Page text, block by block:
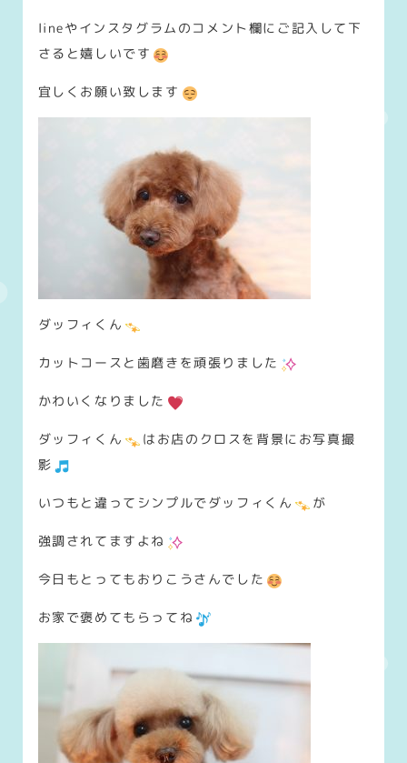
lineやインスタグラムのコメント欄にご記入して下
さると嬉しいです
宜しくお願い致します
ダッフィくん
カットコースと歯磨きを頑張りました
かわいくなりました
ダッフィくん
はお店のクロスを背景にお写真撮
影
いつもと違ってシンプルでダッフィくん が
強調されてますよね
今日もとってもおりこうさんでした
お家で褒めてもらってね